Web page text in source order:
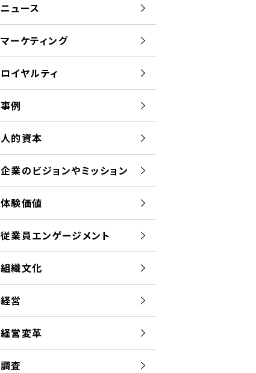
ニュース
マーケティング
ロイヤルティ
事例
人的資本
企業のビジョンやミッション
体験価値
従業員エンゲージメント
組織文化
経営
経営変革
調査